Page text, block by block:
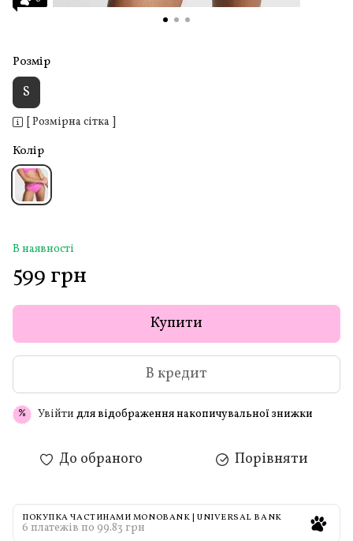
Розмір
S
[ Розмірна сітка ]
Колір
В наявності
599 грн
Купити
В кредит
% Увійти для відображення накопичувальної знижки
До обраного Порівняти
ПОКУПКА ЧАСТИНАМИ MONOBANK | UNIVERSAL BANK
6 платежів по 99.83 грн